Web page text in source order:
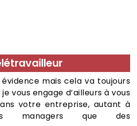
évidence mais cela va toujours
vous engage d’ailleurs à vous
votre entreprise, autant à
managers que des